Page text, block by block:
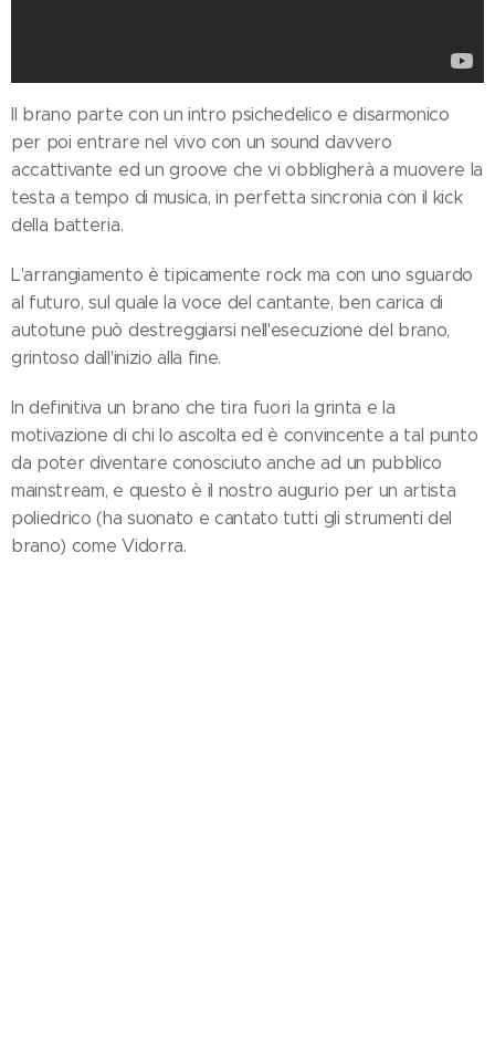
Il brano parte con un intro psichedelico e disarmonico
per poi entrare nel vivo con un sound davvero
accattivante ed un groove che vi obbligherà a muovere la
testa a tempo di musica, in perfetta sincronia con il kick
della batteria.
L'arrangiamento è tipicamente rock ma con uno sguardo
al futuro, sul quale la voce del cantante, ben carica di
autotune può destreggiarsi nell'esecuzione del brano,
grintoso dall'inizio alla fine.
In definitiva un brano che tira fuori la grinta e la
motivazione di chi lo ascolta ed è convincente a tal punto
da poter diventare conosciuto anche ad un pubblico
mainstream, e questo è il nostro augurio per un artista
poliedrico (ha suonato e cantato tutti gli strumenti del
brano) come Vidorra.